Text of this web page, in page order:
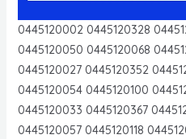
0445120002 0445120328
0445120050 0445120068
0445120027 0445120352
0445120054 0445120100
0445120033 0445120367
0445120057 0445120118